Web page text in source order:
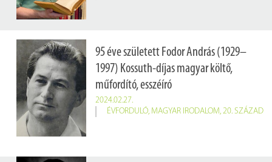
95 éve született Fodor András (1929–
1997) Kossuth-díjas magyar költő,
műfordító, esszéíró
2024.02.27.
ÉVFORDULÓ, MAGYAR IRODALOM, 20. SZÁZAD